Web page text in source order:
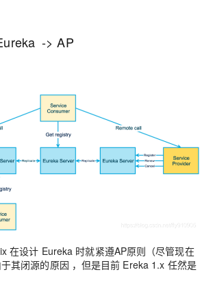
-> AP
在设计 Eureka 时就紧遵AP原则（尽管现在
其闭源的原因 ，但是目前 Ereka 1.x 任然是